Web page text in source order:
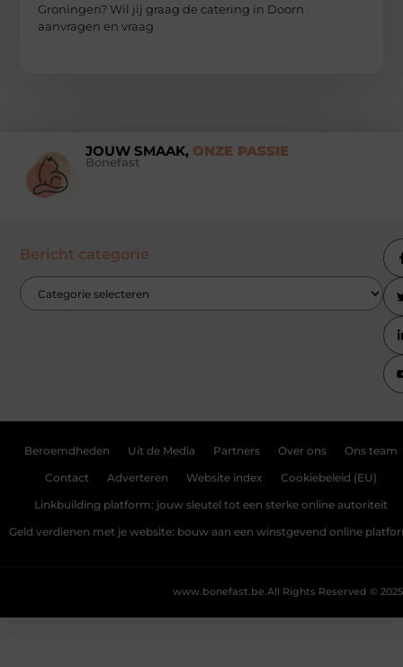
Groningen? Wil jij graag de catering in Doorn
aanvragen en vraag
JOUW SMAAK, ONZE PASSIE
Bonefast
Bericht categorie
Beroemdheden Uit de Media Partners Over ons Ons team
Contact Adverteren Website index Cookiebeleid (EU)
Linkbuilding platform: jouw sleutel tot een sterke online autoriteit
Geld verdienen met je website: bouw aan een winstgevend online
All Rights Reserved © 2025
www.bonefast.be.